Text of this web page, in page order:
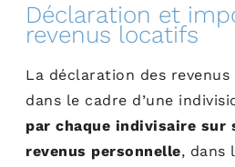
Déclaration et
revenus locatifs
La déclaration des
dans le cadre d’une
par chaque indivisaire sur
revenus personnelle, dans